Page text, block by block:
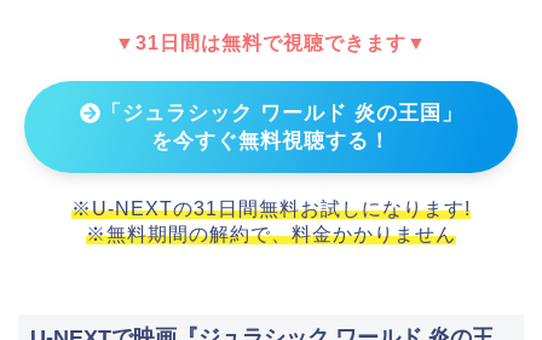
▼31日間は無料で視聴できます▼
「ジュラシック ワールド 炎の王国」
を今すぐ無料視聴する！
※U-NEXTの31日間無料お試しになります!
※無料期間の解約で、料金かかりません